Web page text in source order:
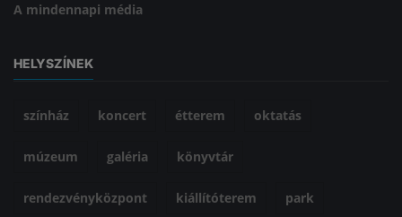
A mindennapi média
HELYSZÍNEK
színház koncert étterem oktatás
múzeum galéria könyvtár
rendezvényközpont kiállítóterem park